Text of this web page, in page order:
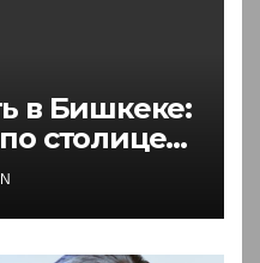
в Бишкеке:
столице